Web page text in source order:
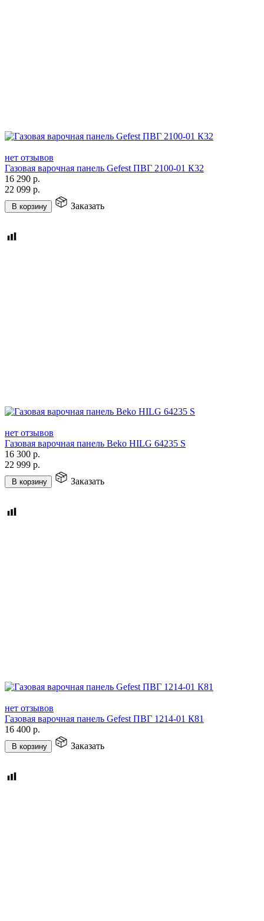
нет отзывов
Газовая варочная панель Gefest ПВГ 2100-01 К32
16 290 р.
22 099 р.
В корзину Заказать
нет отзывов
Газовая варочная панель Beko HILG 64235 S
16 300 р.
22 999 р.
В корзину Заказать
нет отзывов
Газовая варочная панель Gefest ПВГ 1214-01 К81
16 400 р.
В корзину Заказать